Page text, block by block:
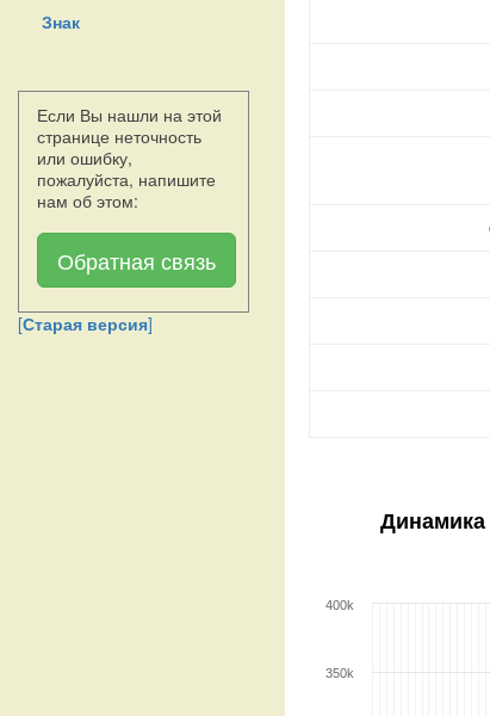
Знак
Если Вы нашли на этой
странице неточность
или ошибку,
пожалуйста, напишите
нам об этом:
Обратная связь
[Старая версия]
350k
400k